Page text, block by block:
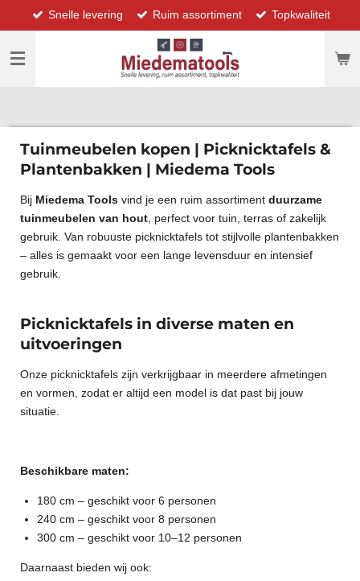
direct
naar
hoofdinhoud
Snelle levering Ruim assortiment Topkwaliteit
Tuinmeubelen kopen | Picknicktafels &
Plantenbakken | Miedema Tools
Bij Miedema Tools vind je een ruim assortiment duurzame
tuinmeubelen van hout , perfect voor tuin, terras of zakelijk
gebruik. Van robuuste picknicktafels tot stijlvolle plantenbakken
– alles is gemaakt voor een lange levensduur en intensief
gebruik.
Picknicktafels in diverse maten en
uitvoeringen
Onze picknicktafels zijn verkrijgbaar in meerdere afmetingen
en vormen, zodat er altijd een model is dat past bij jouw
situatie.
Beschikbare maten:
180 cm – geschikt voor 6 personen
240 cm – geschikt voor 8 personen
300 cm – geschikt voor 10–12 personen
Daarnaast bieden wij ook: